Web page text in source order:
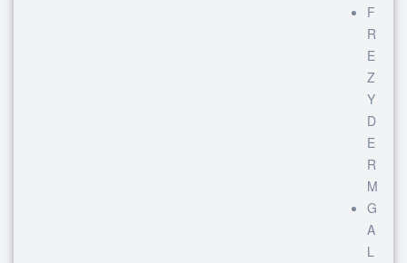
F
R
E
Z
Y
D
E
R
M
G
A
L